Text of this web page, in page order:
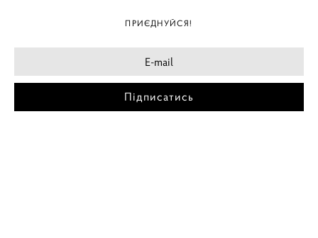
ПРИЄДНУЙСЯ!
Підписатись